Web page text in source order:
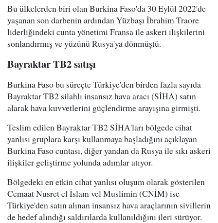
Bu ülkelerden biri olan Burkina Faso'da 30 Eylül 2022'de
yaşanan son darbenin ardından Yüzbaşı İbrahim Traore
liderliğindeki cunta yönetimi Fransa ile askeri ilişkilerini
sonlandırmış ve yüzünü Rusya'ya dönmüştü.
Bayraktar TB2 satışı
Burkina Faso bu süreçte Türkiye'den birden fazla sayıda
Bayraktar TB2 silahlı insansız hava aracı (SİHA) satın
alarak hava kuvvetlerini güçlendirme arayışına girmişti.
Teslim edilen Bayraktar TB2 SİHA'ları bölgede cihat
yanlısı gruplara karşı kullanmaya başladığını açıklayan
Burkina Faso cuntası, diğer yandan da Rusya ile sıkı askeri
ilişkiler geliştirme yolunda adımlar atıyor.
Bölgedeki en etkin cihat yanlısı oluşum olarak gösterilen
Cemaat Nusret el İslam vel Muslimin (CNİM) ise
Türkiye'den satın alınan insansız hava araçlarının sivillerin
de hedef alındığı saldırılarda kullanıldığını ileri sürüyor.